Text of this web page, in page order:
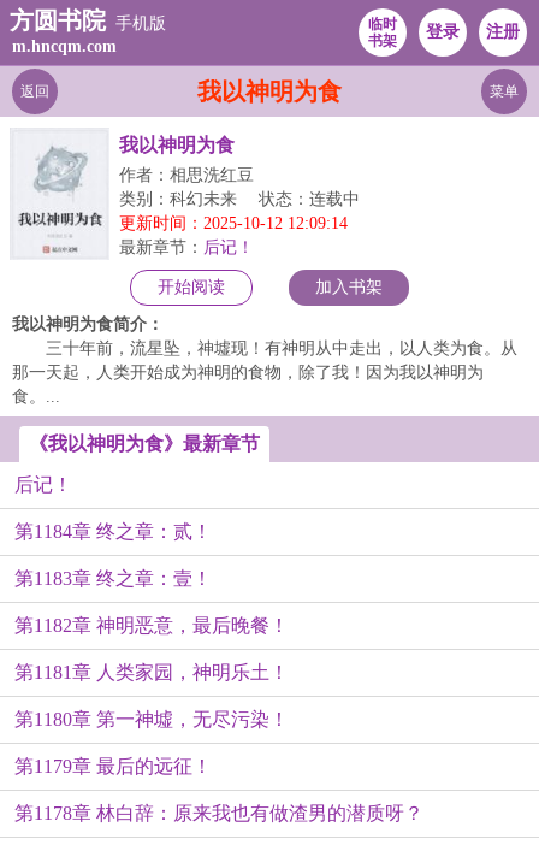
方圆书院 手机版
m.hncqm.com
临时
书架
登录 注册
我以神明为食
返回 菜单
我以神明为食
作者：相思洗红豆
类别：科幻未来
状态：连载中
更新时间：2025-10-12 12:09:14
最新章节： 后记！
开始阅读 加入书架
我以神明为食简介：
三十年前，流星坠，神墟现！有神明从中走出，以人类为食。从
那一天起，人类开始成为神明的食物，除了我！因为我以神明为
食。...
《我以神明为食》最新章节
后记！
第1184章 终之章：贰！
第1183章 终之章：壹！
第1182章 神明恶意，最后晚餐！
第1181章 人类家园，神明乐土！
第1180章 第一神墟，无尽污染！
第1179章 最后的远征！
第1178章 林白辞：原来我也有做渣男的潜质呀？